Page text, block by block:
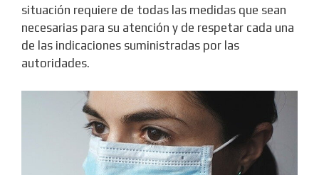
situación requiere de todas las medidas que sean
necesarias para su atención y de respetar cada una
de las indicaciones suministradas por las
autoridades.